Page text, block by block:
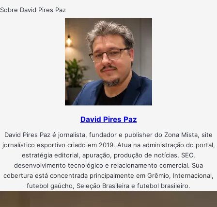
Sobre David Pires Paz
David Pires Paz
David Pires Paz é jornalista, fundador e publisher do Zona Mista, site
jornalístico esportivo criado em 2019. Atua na administração do portal,
estratégia editorial, apuração, produção de notícias, SEO,
desenvolvimento tecnológico e relacionamento comercial. Sua
cobertura está concentrada principalmente em Grêmio, Internacional,
futebol gaúcho, Seleção Brasileira e futebol brasileiro.